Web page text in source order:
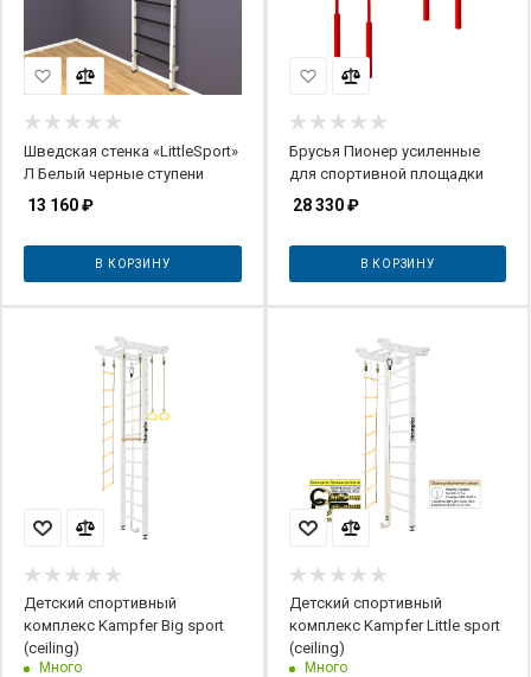
Шведская стенка «LittleSport»
Л Белый черные ступени
13 160₽
В КОРЗИНУ
Брусья Пионер усиленные
для спортивной площадки
28 330₽
В КОРЗИНУ
Детский спортивный
комплекс Kampfer Big sport
(ceiling)
Много
Детский спортивный
комплекс Kampfer Little sport
(ceiling)
Много